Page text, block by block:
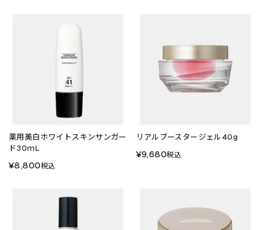
薬用美白ホワイトスキンサンガー
ド30ｍL
¥8,800税込
リアルブースタージェル40g
¥9,680税込